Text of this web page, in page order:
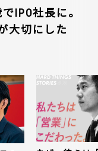
IPO社長に。
大切にした